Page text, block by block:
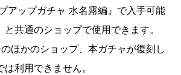
アップガチャ 水名露編』で入手可能
共通のショップで使用できます。
ほかのショップ、本ガチャが復刻し
利用できません。